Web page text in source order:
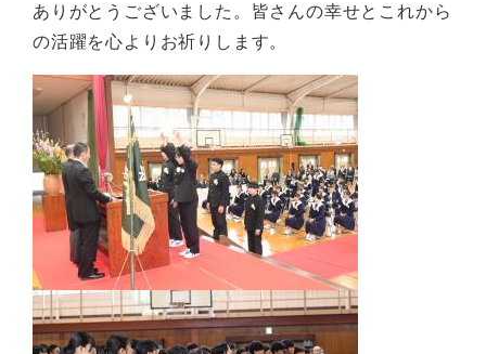
ありがとうございました。皆さんの幸せとこれから
の活躍を心よりお祈りします。